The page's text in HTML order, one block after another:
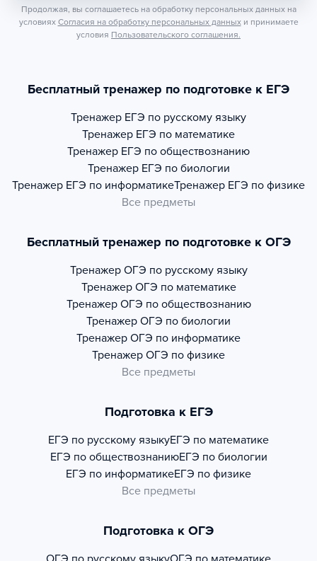
Продолжая, вы соглашаетесь на обработку персональных данных на
условиях Согласия на обработку персональных данных и принимаете
условия Пользовательского соглашения.
Бесплатный тренажер по подготовке к ЕГЭ
Тренажер ЕГЭ по русскому языку
Тренажер ЕГЭ по математике
Тренажер ЕГЭ по обществознанию
Тренажер ЕГЭ по биологии
Тренажер ЕГЭ по информатикеТренажер ЕГЭ по физике
Все предметы
Бесплатный тренажер по подготовке к ОГЭ
Тренажер ОГЭ по русскому языку
Тренажер ОГЭ по математике
Тренажер ОГЭ по обществознанию
Тренажер ОГЭ по биологии
Тренажер ОГЭ по информатике
Тренажер ОГЭ по физике
Все предметы
Подготовка к ЕГЭ
ЕГЭ по русскому языкуЕГЭ по математике
ЕГЭ по обществознаниюЕГЭ по биологии
ЕГЭ по информатикеЕГЭ по физике
Все предметы
Подготовка к ОГЭ